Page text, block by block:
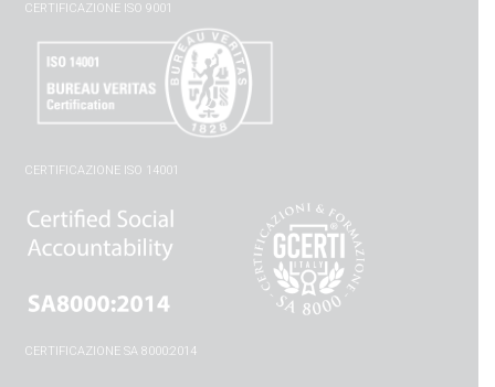
CERTIFICAZIONE ISO 9001
CERTIFICAZIONE ISO 14001
CERTIFICAZIONE SA 8000:2014